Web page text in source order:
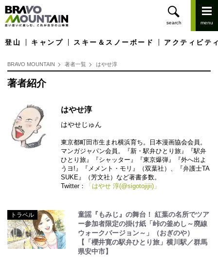
登山 キャンプ スキー＆スノーボード アクティビテ
BRAVO MOUNTAIN 著者一覧 はやせ淳
著者紹介
はやせ淳
はやせじゅん
東京都町田市生まれ横浜育ち。日本漫画協会会員。
マンガジャパン会員。『新・駅弁ひとり旅』『駅弁
ひとり旅』『シャッター』『東京爆弾』『外へ出よ
うヨ!』『メメント・モリ』（双葉社）、『弁護士TA
SUKE』（芳文社）など著書多数。
Twitter：
「はやせ 淳(@sigotojijii)」
トラベル
童謡『もみじ』の舞台！ 紅葉の名所でツア
ー参加者限定の掛け紙「峠の釜めし～廃線
ウォークバージョン～」（おぎのや）
【「櫻井寛の駅弁ひとり旅」横川駅／群馬
県安中市】